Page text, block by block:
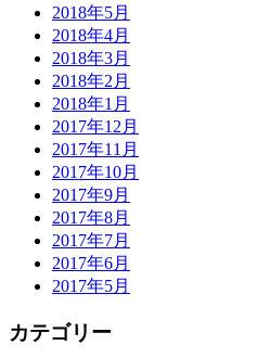
2018年5月
2018年4月
2018年3月
2018年2月
2018年1月
2017年12月
2017年11月
2017年10月
2017年9月
2017年8月
2017年7月
2017年6月
2017年5月
カテゴリー